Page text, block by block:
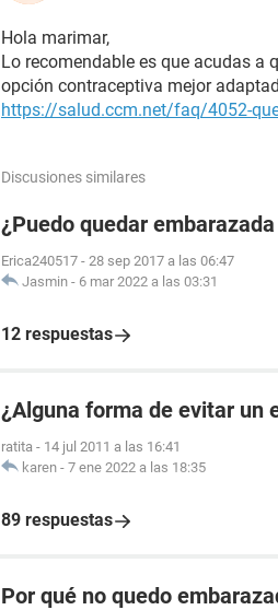
Hola marimar,
Lo recomendable es que acudas a
opción contraceptiva mejor
https://salud.ccm.net/faq/4052-
Discusiones similares
¿Puedo quedar
Erica240517 - 28 sep 2017 a las 06:47
Jasmin - 6 mar 2022 a las 03:31
12 respuestas
¿Alguna forma de evitar un
ratita - 14 jul 2011 a las 16:41
karen - 7 ene 2022 a las 18:35
89 respuestas
Por qué no quedo